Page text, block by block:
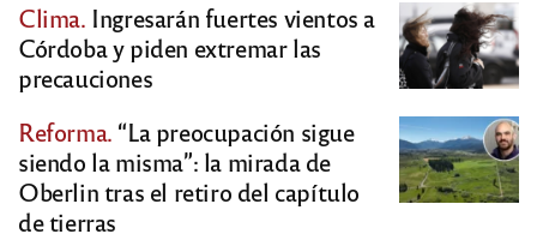
Clima. Ingresarán fuertes vientos a
Córdoba y piden extremar las
precauciones
Reforma. “La preocupación sigue
siendo la misma”: la mirada de
Oberlin tras el retiro del capítulo
de tierras